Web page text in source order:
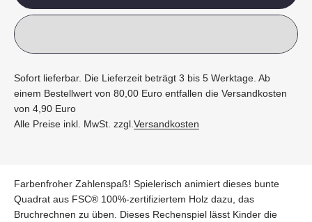
Sofort lieferbar. Die Lieferzeit beträgt 3 bis 5 Werktage. Ab
einem Bestellwert von 80,00 Euro entfallen die Versandkosten
von 4,90 Euro
Alle Preise inkl. MwSt. zzgl. Versandkosten
Farbenfroher Zahlenspaß! Spielerisch animiert dieses bunte
Quadrat aus FSC® 100%-zertifiziertem Holz dazu, das
Bruchrechnen zu üben. Dieses Rechenspiel lässt Kinder die